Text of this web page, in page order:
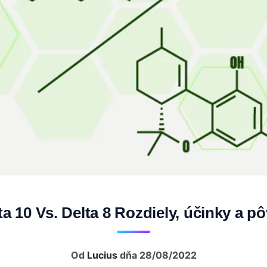
10 Vs. Delta 8 Rozdiely, účinky a
Od Lucius dňa 28/08/2022